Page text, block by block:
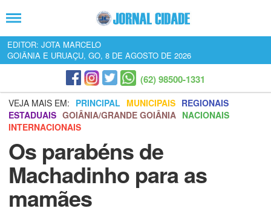
EDITOR: JOTA MARCELO
GOIÂNIA E URUAÇU, GO, 8 DE AGOSTO DE 2026
(62) 98500-1331
VEJA MAIS EM: PRINCIPAL MUNICIPAIS REGIONAIS
ESTADUAIS GOIÂNIA/GRANDE GOIÂNIA NACIONAIS
INTERNACIONAIS
Os parabéns de
Machadinho para as
mamães